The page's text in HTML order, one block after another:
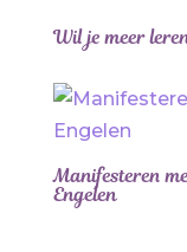
Wil je meer
Manifesteren
Engelen